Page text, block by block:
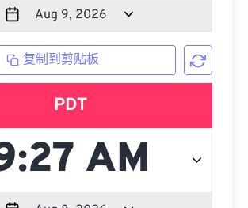
复制到剪贴板
PDT